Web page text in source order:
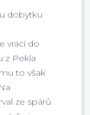
dobytku
vrací do
z Pekla
to však
ze spárů